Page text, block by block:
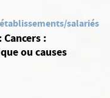
salariés
:
ou causes